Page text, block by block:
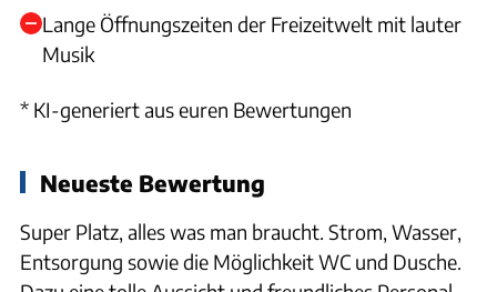
Lange Öffnungszeiten der Freizeitwelt mit lauter
Musik
* KI-generiert aus euren Bewertungen
Neueste Bewertung
Super Platz, alles was man braucht. Strom, Wasser,
Entsorgung sowie die Möglichkeit WC und Dusche.